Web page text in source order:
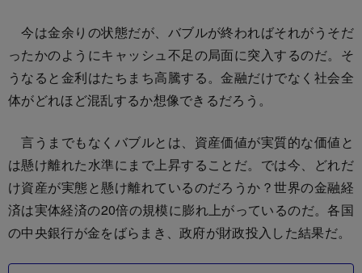
今は金余りの状態だが、バブルが終わればそれがうそだ
ったかのようにキャッシュ不足の局面に突入するのだ。そ
うなると金利はたちまち高騰する。金融だけでなく社会全
体がどれほど混乱するか想像できるだろう。
言うまでもなくバブルとは、資産価値が実質的な価値と
は懸け離れた水準にまで上昇することだ。では今、どれだ
け資産が実態と懸け離れているのだろうか？世界の金融経
済は実体経済の20倍の規模に膨れ上がっているのだ。各国
の中央銀行が金をばらまき、政府が財政投入した結果だ。